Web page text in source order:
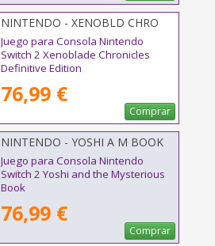
NINTENDO - XENOBLD CHRO
DEF
Juego para Consola Nintendo
Switch 2 Xenoblade Chronicles
Definitive Edition
76,99 €
Comprar
NINTENDO - YOSHI A M BOOK
Juego para Consola Nintendo
Switch 2 Yoshi and the Mysterious
Book
76,99 €
Comprar